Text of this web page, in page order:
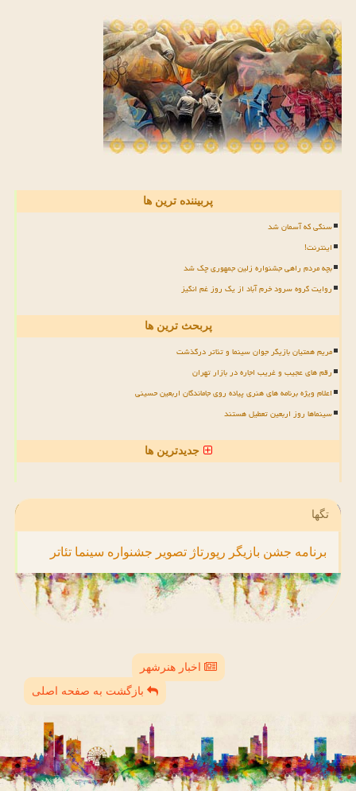
پربیننده ترین ها
سنگی که آسمان شد
اینترنت!
بچه مردم راهی جشنواره زلین جمهوری چک شد
روایت گروه سرود خرم آباد از یک روز غم انگیز
پربحث ترین ها
مریم همتیان بازیگر جوان سینما و تئاتر درگذشت
رقم های عجیب و غریب اجاره در بازار تهران
اعلام ویژه برنامه های هنری پیاده روی جاماندگان اربعین حسینی
سینماها روز اربعین تعطیل هستند
جدیدترین ها
تگها
برنامه جشن بازیگر رپورتاژ تصویر جشنواره سینما تئاتر
اخبار هنرشهر
بازگشت به صفحه اصلی